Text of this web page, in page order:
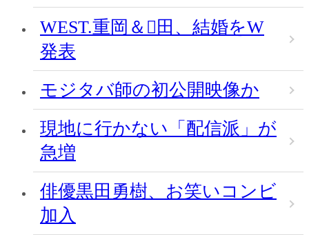
WEST.重岡＆田、結婚をW
発表
モジタバ師の初公開映像か
現地に行かない「配信派」が
急増
俳優黒田勇樹、お笑いコンビ
加入